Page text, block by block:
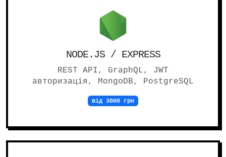
NODE.JS / EXPRESS
REST API, GraphQL, JWT
авторизація, MongoDB, PostgreSQL
від 3000 грн